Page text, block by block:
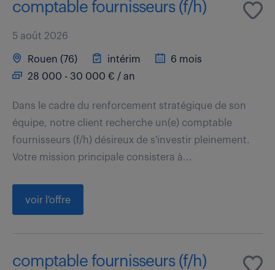
comptable fournisseurs (f/h)
5 août 2026
Rouen (76) intérim
6 mois
28 000 - 30 000 € / an
Dans le cadre du renforcement stratégique de son
équipe, notre client recherche un(e) comptable
fournisseurs (f/h) désireux de s'investir pleinement.
Votre mission principale consistera à...
voir l'offre
comptable fournisseurs (f/h)